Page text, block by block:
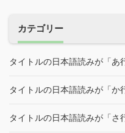
カテゴリー
タイトルの日本語読みが「あ
タイトルの日本語読みが「か
タイトルの日本語読みが「さ